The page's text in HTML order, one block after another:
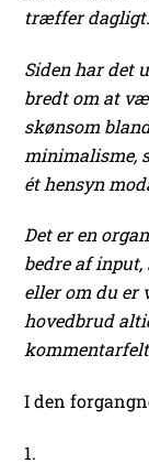
træffer dagligt.
Siden har det
bredt om at
skønsom
minimalisme,
ét hensyn
Det er en
bedre af input,
eller om du er
hovedbrud
I den
1.